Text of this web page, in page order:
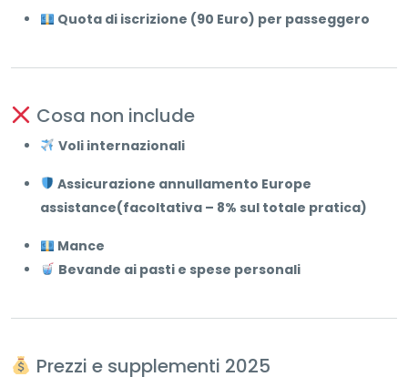
Quota di iscrizione (90 Euro) per passeggero
Cosa non include
Voli internazionali
Assicurazione annullamento Europe
assistance(facoltativa – 8% sul totale pratica)
Mance
Bevande ai pasti e spese personali
Prezzi e supplementi 2025